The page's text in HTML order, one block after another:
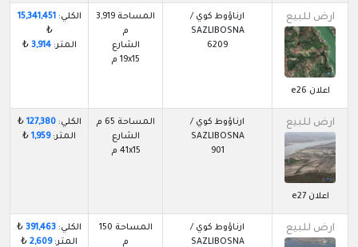
ارض للبيع
اعلان e26
ارناؤوط كوي /
SAZLIBOSNA
6209
المساحة 3,919
م
الشارع
19x15 م
الكلي:15,341,451
₺
المتر:3,914
₺
ارض للبيع
اعلان e27
ارناؤوط كوي /
SAZLIBOSNA
901
المساحة 65 م
الشارع
41x15 م
الكلي:127,380
₺
المتر:1,959
₺
ارض للبيع
ارناؤوط كوي /
SAZLIBOSNA
المساحة 150
م
الكلي: 391,463
₺
المتر:2,609
₺